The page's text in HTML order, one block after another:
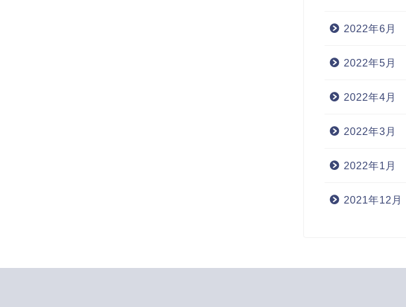
2022年6月
2022年5月
2022年4月
2022年3月
2022年1月
2021年12月